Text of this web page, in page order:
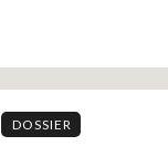
DOSSIER